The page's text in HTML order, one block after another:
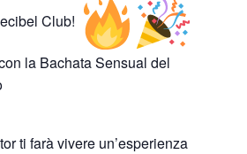
Club!
la Bachata Sensual del
ti farà vivere un’esperienza